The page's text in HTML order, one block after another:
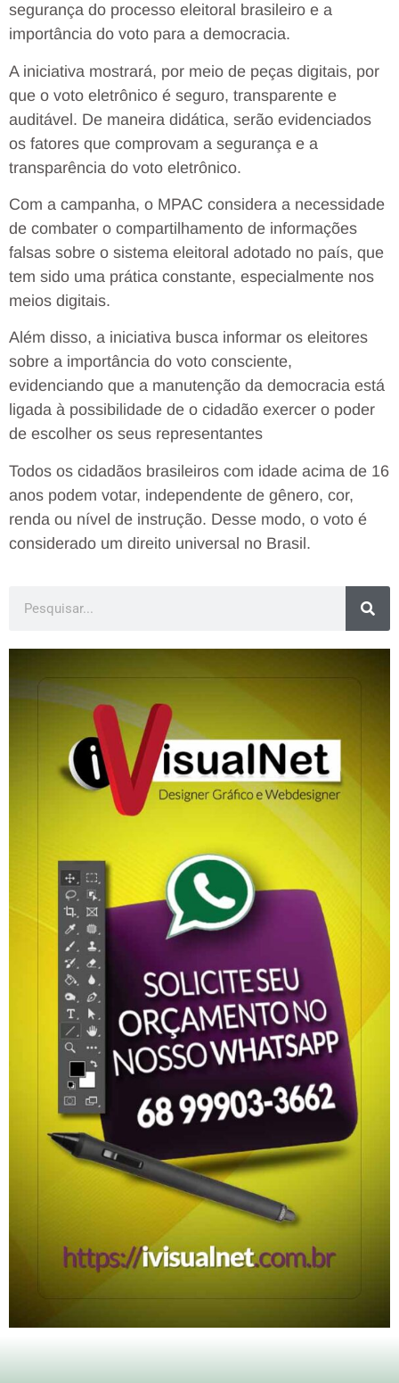
segurança do processo eleitoral brasileiro e a
importância do voto para a democracia.
A iniciativa mostrará, por meio de peças digitais, por
que o voto eletrônico é seguro, transparente e
auditável. De maneira didática, serão evidenciados
os fatores que comprovam a segurança e a
transparência do voto eletrônico.
Com a campanha, o MPAC considera a necessidade
de combater o compartilhamento de informações
falsas sobre o sistema eleitoral adotado no país, que
tem sido uma prática constante, especialmente nos
meios digitais.
Além disso, a iniciativa busca informar os eleitores
sobre a importância do voto consciente,
evidenciando que a manutenção da democracia está
ligada à possibilidade de o cidadão exercer o poder
de escolher os seus representantes
Todos os cidadãos brasileiros com idade acima de 16
anos podem votar, independente de gênero, cor,
renda ou nível de instrução. Desse modo, o voto é
considerado um direito universal no Brasil.